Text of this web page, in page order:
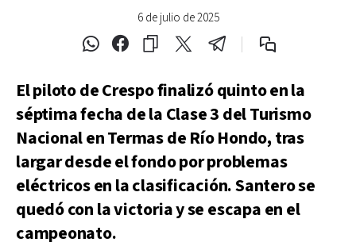
6 de julio de 2025
El piloto de Crespo finalizó quinto en la
séptima fecha de la Clase 3 del Turismo
Nacional en Termas de Río Hondo, tras
largar desde el fondo por problemas
eléctricos en la clasificación. Santero se
quedó con la victoria y se escapa en el
campeonato.